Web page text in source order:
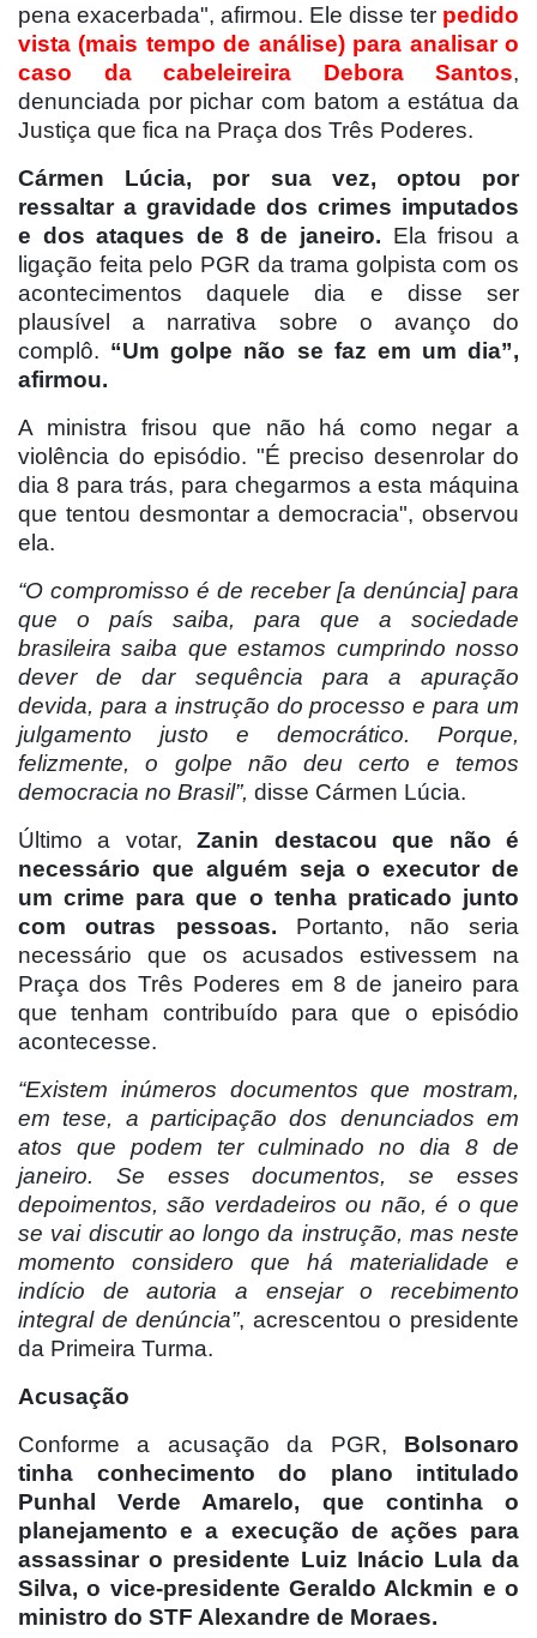
pena exacerbada", afirmou. Ele disse ter pedido
vista (mais tempo de análise) para analisar o
caso da cabeleireira Debora Santos,
denunciada por pichar com batom a estátua da
Justiça que fica na Praça dos Três Poderes.
Cármen Lúcia, por sua vez, optou por
ressaltar a gravidade dos crimes imputados
e dos ataques de 8 de janeiro. Ela frisou a
ligação feita pelo PGR da trama golpista com os
acontecimentos daquele dia e disse ser
plausível a narrativa sobre o avanço do
complô. “Um golpe não se faz em um dia”,
afirmou.
A ministra frisou que não há como negar a
violência do episódio. "É preciso desenrolar do
dia 8 para trás, para chegarmos a esta máquina
que tentou desmontar a democracia", observou
ela.
“O compromisso é de receber [a denúncia] para
que o país saiba, para que a sociedade
brasileira saiba que estamos cumprindo nosso
dever de dar sequência para a apuração
devida, para a instrução do processo e para um
julgamento justo e democrático. Porque,
felizmente, o golpe não deu certo e temos
democracia no Brasil”, disse Cármen Lúcia.
Último a votar,Zanin destacou que não é
necessário que alguém seja o executor de
um crime para que o tenha praticado junto
com outras pessoas. Portanto, não seria
necessário que os acusados estivessem na
Praça dos Três Poderes em 8 de janeiro para
que tenham contribuído para que o episódio
acontecesse.
“Existem inúmeros documentos que mostram,
em tese, a participação dos denunciados em
atos que podem ter culminado no dia 8 de
janeiro. Se esses documentos, se esses
depoimentos, são verdadeiros ou não, é o que
se vai discutir ao longo da instrução, mas neste
momento considero que há materialidade e
indício de autoria a ensejar o recebimento
integral de denúncia”, acrescentou o presidente
da Primeira Turma.
Acusação
Conforme a acusação da PGR, Bolsonaro
tinha conhecimento do plano intitulado
Punhal Verde Amarelo, que continha o
planejamento e a execução de ações para
assassinar o presidente Luiz Inácio Lula da
Silva, o vice-presidente Geraldo Alckmin e o
ministro do STF Alexandre de Moraes.